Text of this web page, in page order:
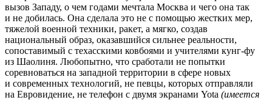
вызов Западу, о чем годами мечтала Москва и чего она так
и не добилась. Она сделала это не с помощью жестких мер,
тяжелой военной техники, ракет, а мягко, создав
национальный образ, оказавшийся сильнее реальности,
сопоставимый с техасскими ковбоями и учителями кунг-фу
из Шаолиня. Любопытно, что сработали не попытки
соревноваться на западной территории в сфере новых
и современных технологий, не певцы, которых отправляли
на Евровидение, не телефон с двумя экранами Yota (имеется